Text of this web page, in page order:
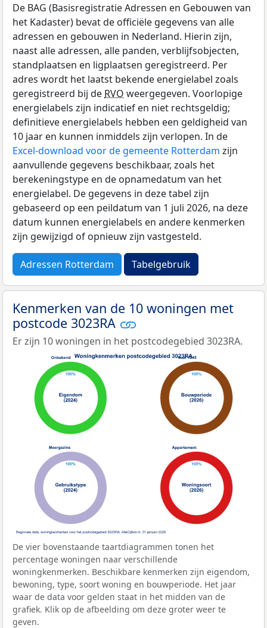
De BAG (Basisregistratie Adressen en Gebouwen van
het Kadaster) bevat de officiële gegevens van alle
adressen en gebouwen in Nederland. Hierin zijn,
naast alle adressen, alle panden, verblijfsobjecten,
standplaatsen en ligplaatsen geregistreerd. Per
adres wordt het laatst bekende energielabel zoals
geregistreerd bij de RVO weergegeven. Voorlopige
energielabels zijn indicatief en niet rechtsgeldig;
definitieve energielabels hebben een geldigheid van
10 jaar en kunnen inmiddels zijn verlopen. In de
Excel-download voor de gemeente Rotterdam zijn
aanvullende gegevens beschikbaar, zoals het
berekeningstype en de opnamedatum van het
energielabel. De gegevens in deze tabel zijn
gebaseerd op een peildatum van 1 juli 2026, na deze
datum kunnen energielabels en andere kenmerken
zijn gewijzigd of opnieuw zijn vastgesteld.
Adressen Rotterdam Tabelgebruik
Kenmerken van de 10 woningen met
postcode 3023RA
Er zijn 10 woningen in het postcodegebied 3023RA.
De vier bovenstaande taartdiagrammen tonen het
percentage woningen naar verschillende
woningkenmerken. Beschikbare kenmerken zijn eigendom,
bewoning, type, soort woning en bouwperiode. Het jaar
waar de data voor gelden staat in het midden van de
grafiek. Klik op de afbeelding om deze groter weer te
geven.